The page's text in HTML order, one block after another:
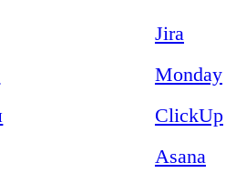
Jira
Monday
ClickUp
Asana